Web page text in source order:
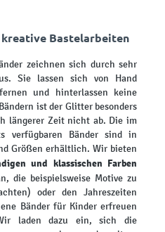
Bastelarbeiten
zeichnen sich durch sehr
Sie lassen sich von Hand
und hinterlassen keine
ist der Glitter besonders
längerer Zeit nicht ab. Die im
verfügbaren Bänder sind in
Größen erhältlich. Wir bieten
und klassischen Farben
die beispielsweise Motive zu
oder den Jahreszeiten
Bänder für Kinder erfreuen
laden dazu ein, sich die